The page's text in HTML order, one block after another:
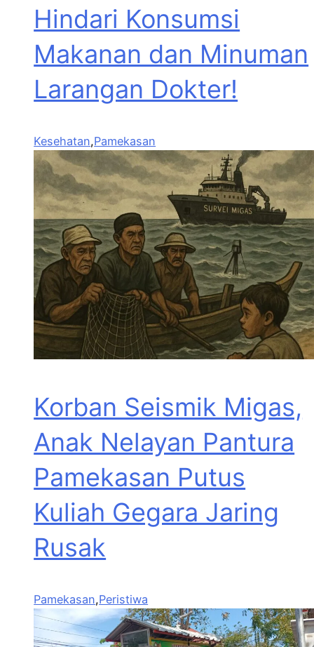
Hindari Konsumsi
Makanan dan Minuman
Larangan Dokter!
Kesehatan,Pamekasan
Korban Seismik Migas,
Anak Nelayan Pantura
Pamekasan Putus
Kuliah Gegara Jaring
Rusak
Pamekasan,Peristiwa